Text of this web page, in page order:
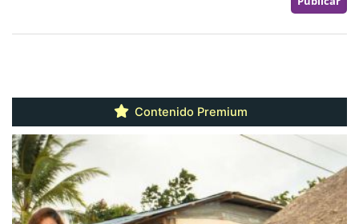
Contenido Premium